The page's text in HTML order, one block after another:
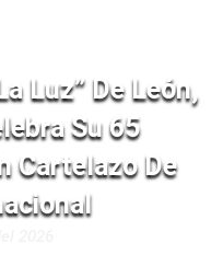
Luz” De León,
Su 65
Cartelazo De